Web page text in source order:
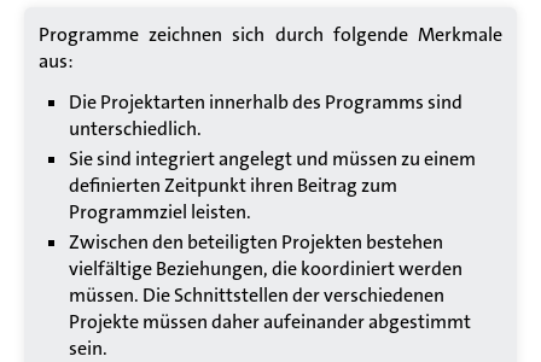
Programme zeichnen sich durch folgende Merkmale
aus:
Die Projektarten innerhalb des Programms sind
unterschiedlich.
Sie sind integriert angelegt und müssen zu einem
definierten Zeitpunkt ihren Beitrag zum
Programmziel leisten.
Zwischen den beteiligten Projekten bestehen
vielfältige Beziehungen, die koordiniert werden
müssen. Die Schnittstellen der verschiedenen
Projekte müssen daher aufeinander abgestimmt
sein.